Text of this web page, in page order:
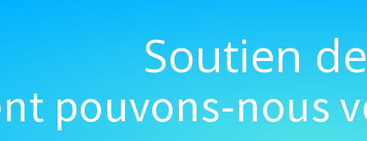
Soutien
pouvons-nous